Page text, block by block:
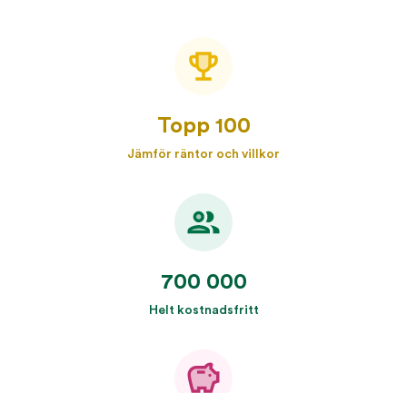
Topp 100
Jämför räntor och villkor
700 000
Helt kostnadsfritt